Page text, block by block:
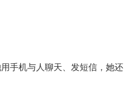
手机与人聊天、发短信，她还